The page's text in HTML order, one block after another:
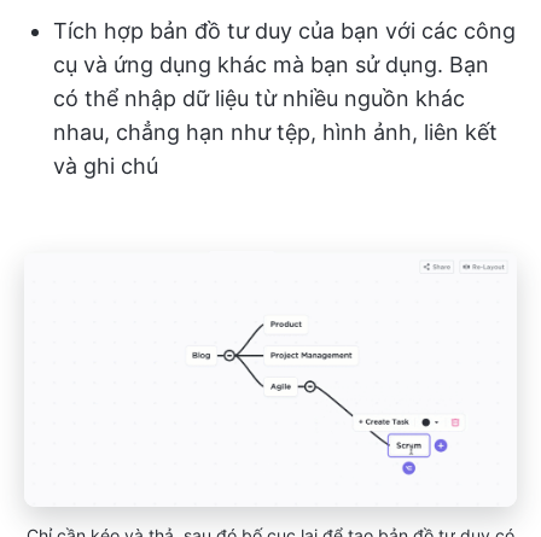
Tích hợp bản đồ tư duy của bạn với các công
cụ và ứng dụng khác mà bạn sử dụng. Bạn
có thể nhập dữ liệu từ nhiều nguồn khác
nhau, chẳng hạn như tệp, hình ảnh, liên kết
và ghi chú